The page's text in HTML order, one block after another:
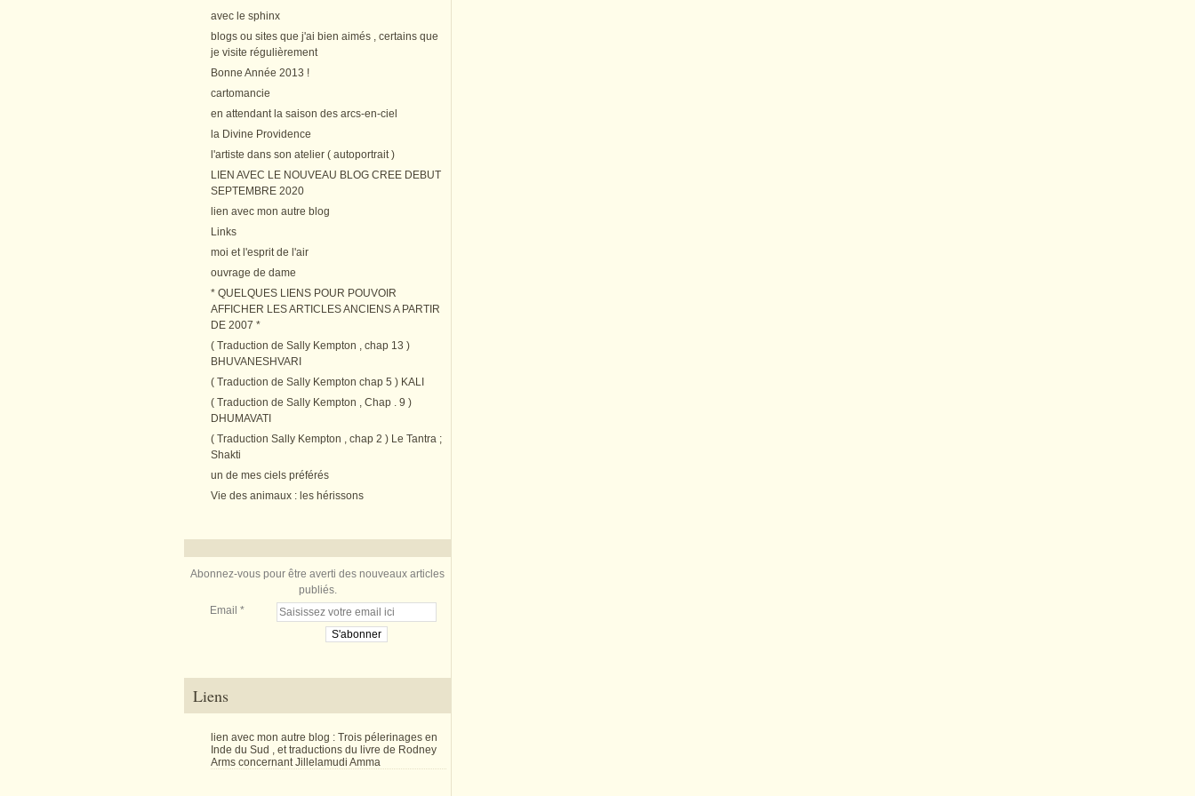
avec le sphinx
blogs ou sites que j'ai bien aimés , certains que
je visite régulièrement
Bonne Année 2013 !
cartomancie
en attendant la saison des arcs-en-ciel
la Divine Providence
l'artiste dans son atelier ( autoportrait )
LIEN AVEC LE NOUVEAU BLOG CREE DEBUT
SEPTEMBRE 2020
lien avec mon autre blog
Links
moi et l'esprit de l'air
ouvrage de dame
* QUELQUES LIENS POUR POUVOIR
AFFICHER LES ARTICLES ANCIENS A PARTIR
DE 2007 *
( Traduction de Sally Kempton , chap 13 )
BHUVANESHVARI
( Traduction de Sally Kempton chap 5 ) KALI
( Traduction de Sally Kempton , Chap . 9 )
DHUMAVATI
( Traduction Sally Kempton , chap 2 ) Le Tantra ;
Shakti
un de mes ciels préférés
Vie des animaux : les hérissons
Abonnez-vous pour être averti des nouveaux articles
publiés.
Email
Liens
lien avec mon autre blog : Trois pélerinages en
Inde du Sud , et traductions du livre de Rodney
Arms concernant Jillelamudi Amma